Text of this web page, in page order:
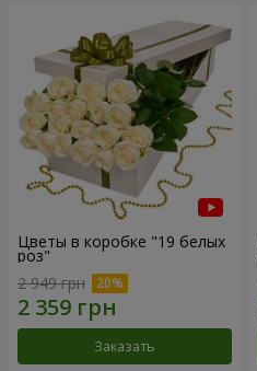
Цветы в коробке "19 белых
роз"
2 949 грн
Заказать